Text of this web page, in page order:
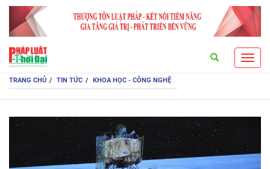
TRANG CHỦ TIN TỨC KHOA HỌC - CÔNG NGHỆ